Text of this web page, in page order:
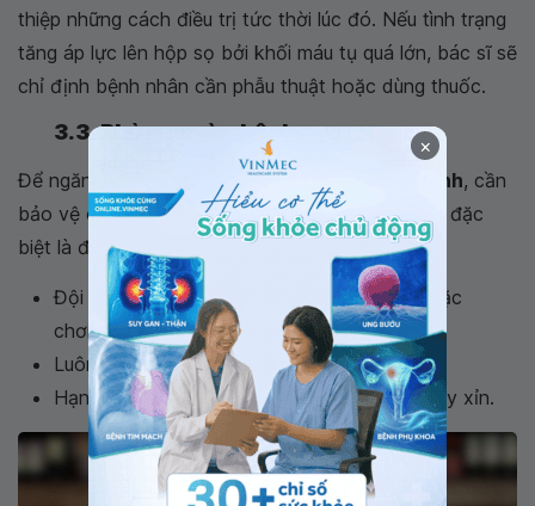
thiệp những cách điều trị tức thời lúc đó. Nếu tình trạng
tăng áp lực lên hộp sọ bởi khối máu tụ quá lớn, bác sĩ sẽ
chỉ định bệnh nhân cần phẫu thuật hoặc dùng thuốc.
3.3. Phòng ngừa bệnh
Để ngăn ngừa máu tụ ngoài màng cứng cấp tính, cần
bảo vệ chính mình khỏi những chấn thương đầu, đặc
biệt là đối với trẻ nhỏ:
Đội mũ bảo hiểm và đồ bảo hộ khi lái xe hoặc
chơi thể thao;
Luôn thắt dây an toàn khi ngồi trên xe;
Hạn chế tối đa việc uống bia rượu dễ gây say xỉn.
×